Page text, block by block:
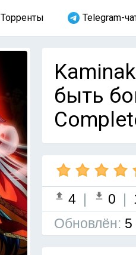
Торренты Telegram-
быть
4 | 0 |
Обновлён: 5